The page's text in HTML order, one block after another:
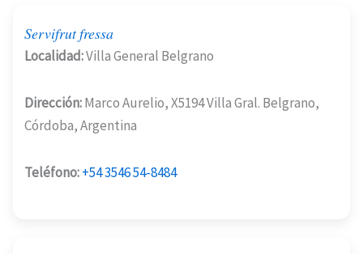
Servifrut fressa
Localidad:Villa General Belgrano
Dirección:Marco Aurelio, X5194 Villa Gral. Belgrano,
Córdoba, Argentina
Teléfono:+54 3546 54-8484